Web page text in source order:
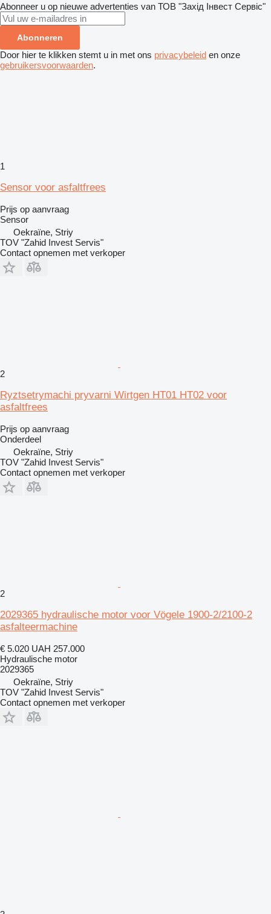
Abonneer u op nieuwe advertenties van ТОВ "Захід Інвест Сервіс"
Abonneren
Door hier te klikken stemt u in met ons privacybeleid en onze
gebruikersvoorwaarden.
1
Sensor voor asfaltfrees
Prijs op aanvraag
Sensor
Oekraïne, Striy
TOV "Zahid Invest Servis"
Contact opnemen met verkoper
2
Ryztsetrymachi pryvarni Wirtgen HT01 HT02 voor
asfaltfrees
Prijs op aanvraag
Onderdeel
Oekraïne, Striy
TOV "Zahid Invest Servis"
Contact opnemen met verkoper
2
2029365 hydraulische motor voor Vögele 1900-2/2100-2
asfalteermachine
€ 5.020 UAH 257.000
Hydraulische motor
2029365
Oekraïne, Striy
TOV "Zahid Invest Servis"
Contact opnemen met verkoper